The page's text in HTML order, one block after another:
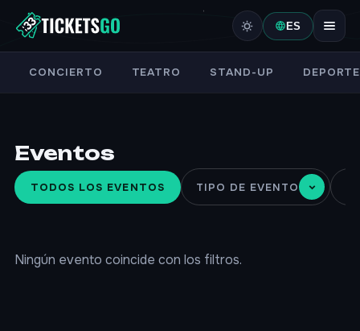
ES
CONCIERTO TEATRO STAND-UP DEPORTE
Eventos
TODOS LOS EVENTOS TIPO DE EVENTO
Ningún evento coincide con los filtros.